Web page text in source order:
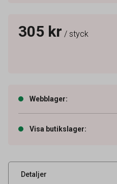
305 kr / styck
Webblager:
Visa butikslager:
Detaljer
UNSPSC